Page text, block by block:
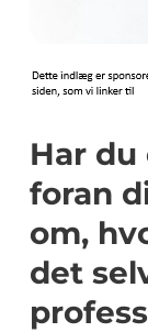
Har
foran
om,
det